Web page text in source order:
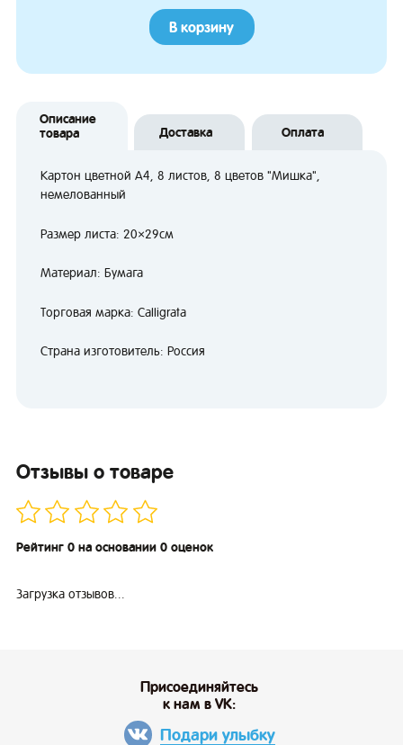
В корзину
Описание
товара
Доставка Оплата
Картон цветной А4, 8 листов, 8 цветов "Мишка",
немелованный
Размер листа: 20×29см
Материал: Бумага
Торговая марка: Calligrata
Страна изготовитель: Россия
Отзывы о товаре
Рейтинг 0 на основании 0 оценок
Загрузка отзывов...
Присоединяйтесь
к нам в VK:
Подари улыбку